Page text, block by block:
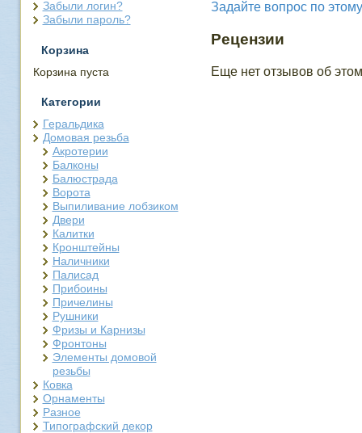
Забыли логин?
Забыли пароль?
Корзина
Корзина пуста
Категории
Геральдика
Домовая резьба
Акротерии
Балконы
Балюстрада
Ворота
Выпиливание лобзиком
Двери
Калитки
Кронштейны
Наличники
Палисад
Прибоины
Причелины
Рушники
Фризы и Карнизы
Фронтоны
Элементы домовой
резьбы
Ковка
Орнаменты
Разное
Типографский декор
Задайте вопрос по
Рецензии
Еще нет отзывов об